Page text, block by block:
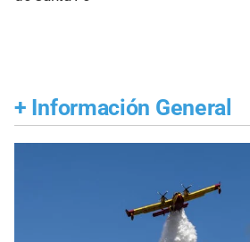
+ Información General